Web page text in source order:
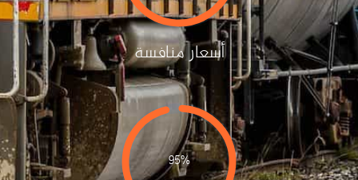
أسعار منافسة
95%